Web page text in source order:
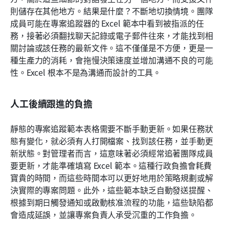
則儲存在其他地方。結果是什麼？不斷地切換情境。團隊
成員可能在專案追蹤器的 Excel 範本中看到被指派的任
務，接著必須翻找聊天記錄或電子郵件往來，才能找到相
關討論或該任務的最新文件。這不僅僅是不方便，更是一
種生產力的消耗，會拖慢決策速度並增加溝通不良的可能
性。Excel 根本不是為溝通而設計的工具。
人工後續跟進的負擔
靜態的專案追蹤範本表格需要不斷手動更新。如果任務狀
態有變化，就必須有人打開檔案、找到該任務，並手動更
新狀態。對管理者而言，這意味著必須經常追著團隊成員
要更新，才能準確填寫 Excel 範本。這種行政負擔會耗費
寶貴的時間，而這些時間本可以更好地用於策略規劃或解
決實際的專案問題。此外，這些範本缺乏自動發送提醒、
根據到期日觸發通知或啟動核准流程的功能，這些缺陷都
會造成延誤，並讓專案負責人承受沉重的工作負擔。